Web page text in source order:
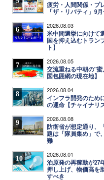
疲労・人間関係・
「ザ・リバティ」9
6 2026.08.03
米中間選挙に向けて
国を抑え込むトラン
ト】
7 2026.08.05
交流重ねる中朝の"
国包囲網の現在地】
8 2026.08.04
インフラ開発のため
の運命【チャイナリ
9 2026.08.08
防衛省が想定通り、
題は「隊員集め」で
難
10 2026.08.01
泊原発の再稼動が27
押し上げ、物価高を
すべき